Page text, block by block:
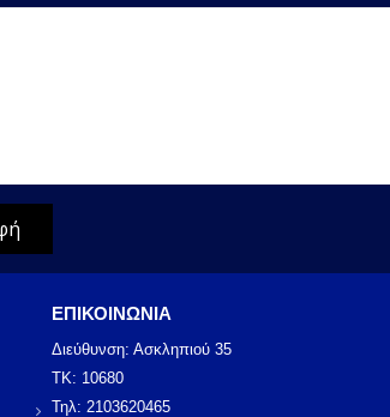
ΕΠΙΚΟΙΝΩΝΙΑ
Διεύθυνση: Ασκληπιού 35
ΤΚ: 10680
Τηλ: 2103620465